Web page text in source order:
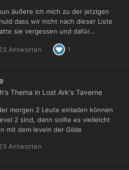
äußere ich mich zu der jetzigen
dass wir nicht nach dieser Liste
sie vergessen und dafür...
Antworten 1
's Thema in Lost Ark's Taverne
morgen 2 Leute einladen können
2 sind, dann sollte es vielleicht
mit dem leveln der Gilde
Antworten